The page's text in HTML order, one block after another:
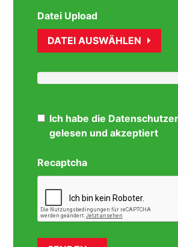
Datei Upload
DATEI AUSWÄHLEN
Ich habe die
gelesen und akzeptiert
Recaptcha